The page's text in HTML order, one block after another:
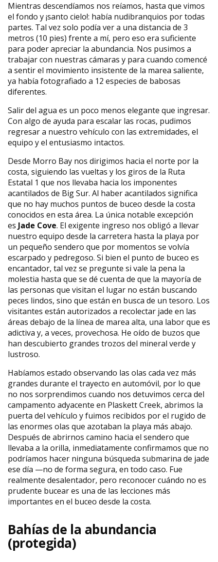
Mientras descendíamos nos reíamos, hasta que vimos
el fondo y ¡santo cielo!: había nudibranquios por todas
partes. Tal vez solo podía ver a una distancia de 3
metros (10 pies) frente a mí, pero eso era suficiente
para poder apreciar la abundancia. Nos pusimos a
trabajar con nuestras cámaras y para cuando comencé
a sentir el movimiento insistente de la marea saliente,
ya había fotografiado a 12 especies de babosas
diferentes.
Salir del agua es un poco menos elegante que ingresar.
Con algo de ayuda para escalar las rocas, pudimos
regresar a nuestro vehículo con las extremidades, el
equipo y el entusiasmo intactos.
Desde Morro Bay nos dirigimos hacia el norte por la
costa, siguiendo las vueltas y los giros de la Ruta
Estatal 1 que nos llevaba hacia los imponentes
acantilados de Big Sur. Al haber acantilados significa
que no hay muchos puntos de buceo desde la costa
conocidos en esta área. La única notable excepción
es Jade Cove. El exigente ingreso nos obligó a llevar
nuestro equipo desde la carretera hasta la playa por
un pequeño sendero que por momentos se volvía
escarpado y pedregoso. Si bien el punto de buceo es
encantador, tal vez se pregunte si vale la pena la
molestia hasta que se dé cuenta de que la mayoría de
las personas que visitan el lugar no están buscando
peces lindos, sino que están en busca de un tesoro. Los
visitantes están autorizados a recolectar jade en las
áreas debajo de la línea de marea alta, una labor que es
adictiva y, a veces, provechosa. He oído de buzos que
han descubierto grandes trozos del mineral verde y
lustroso.
Habíamos estado observando las olas cada vez más
grandes durante el trayecto en automóvil, por lo que
no nos sorprendimos cuando nos detuvimos cerca del
campamento adyacente en Plaskett Creek, abrimos la
puerta del vehículo y fuimos recibidos por el rugido de
las enormes olas que azotaban la playa más abajo.
Después de abrirnos camino hacia el sendero que
llevaba a la orilla, inmediatamente confirmamos que no
podríamos hacer ninguna búsqueda submarina de jade
ese día —no de forma segura, en todo caso. Fue
realmente desalentador, pero reconocer cuándo no es
prudente bucear es una de las lecciones más
importantes en el buceo desde la costa.
Bahías de la abundancia
(protegida)